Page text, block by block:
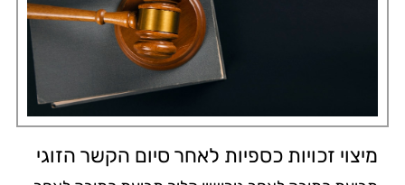
מיצוי זכויות כספיות לאחר סיום הקשר הזוגי